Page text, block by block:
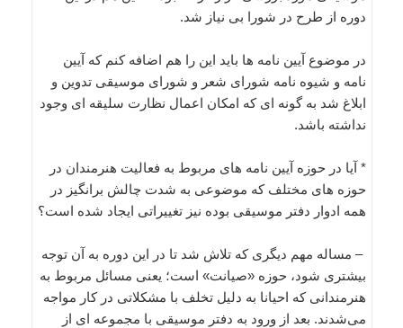
دوره از طرح در شورا بی نیاز شد.
در موضوع آیین نامه ها باید این را هم اضافه کنم که آیین
نامه و شیوه نامه شورای شعر و شورای موسیقی تدوین و
ابلاغ شد به گونه ای که امکان اعمال نظارت سلیقه ای وجود
نداشته باشد.
* آیا در حوزه آیین نامه های مربوط به فعالیت هنرمندان در
حوزه های مختلف که موضوعی به شدت چالش برانگیز در
همه ادوار دفتر موسیقی بوده نیز تغییراتی ایجاد شده است؟
– مساله مهم دیگری که تلاش شد تا در این دوره به آن توجه
بیشتری شود، حوزه «صیانت» است؛ یعنی مسائل مربوط به
هنرمندانی که احیانا به دلیل تخلف با مشکلاتی در کار مواجه
می‌شدند. بعد از ورود به دفتر موسیقی با مجموعه ای از